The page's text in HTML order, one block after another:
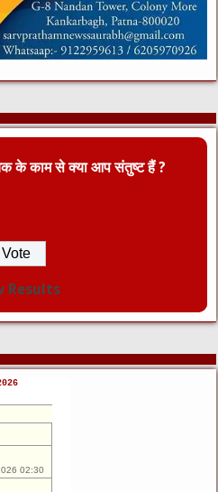
के काम से क्या आप संतुष्ट हैं ?
Results